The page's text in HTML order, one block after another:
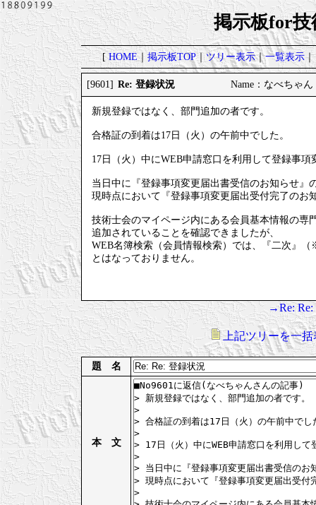
掲示板for技
[HOME｜掲示板TOP｜ツリー表示｜一覧表示｜
[9601] Re: 登録状況 Name：なべちゃ
新規登録ではなく、部門追加の者です。
合格証の到着は17日（火）の午前中でした。
17日（火）中にWEB申請窓口を利用して登録事
当日中に『登録事項変更届出書受信のお知らせ』
現時点において『登録事項変更届出受付完了のお
技術士会のマイページ内にある会員基本情報の専
追加されていることを確認できましたが、
WEB名簿検索（会員情報検索）では、『二次』
とはなっておりません。
→Re:
上記ツリーを一括
題 名
本 文